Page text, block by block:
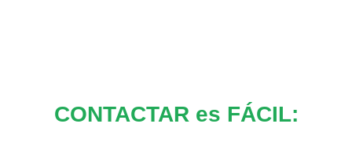
CONTACTAR es FÁCIL: